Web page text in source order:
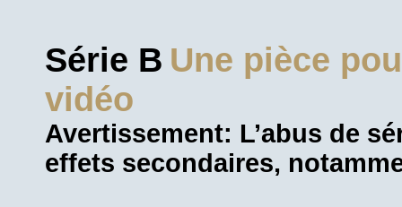
Série B Une pièce
vidéo
Avertissement: L’abus de
effets secondaires,